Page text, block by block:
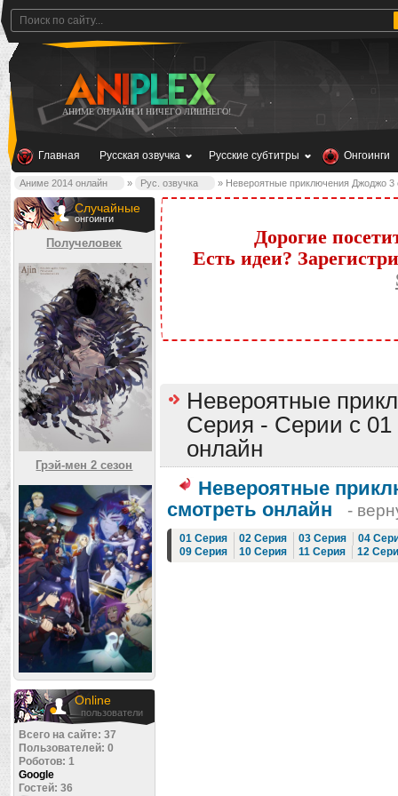
АНИМЕ ОНЛАЙН И НИЧЕГО ЛИШНЕГО!
Главная Русская озвучка Русские субтитры Онгоинги
Аниме 2014 онлайн » Рус. озвучка » Невероятные приключения Джоджо 3
Случайные
онгоинги
Получеловек
Грэй-мен 2 сезон
Online
пользователи
Всего на сайте: 37
Пользователей: 0
Роботов: 1
Google
Гостей: 36
Дорогие
Есть идеи?
Невероятные
Серия - Серии с 01
онлайн
Невероятные
смотреть онлайн
-
01 Серия 02 Серия 03 Серия
04
09 Серия
10 Серия 11 Серия 12